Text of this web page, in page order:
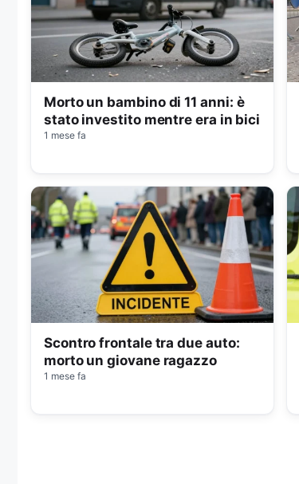
Morto un bambino di 11 anni: è
stato investito mentre era in bici
1 mese fa
Scontro frontale tra due auto:
morto un giovane ragazzo
1 mese fa